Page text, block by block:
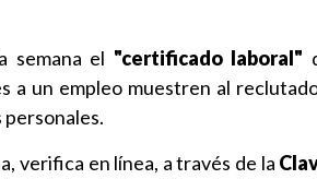
semana el "certificado laboral"
a un empleo muestren al
verifica en línea, a través de la